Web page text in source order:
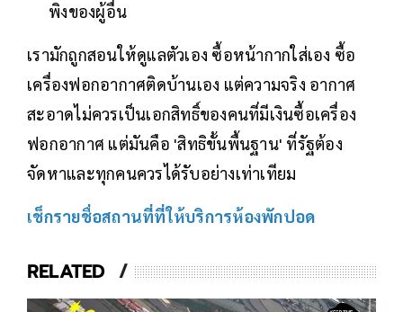
พิงของผู้อื่น
เรามักถูกสอนให้ดูแลตัวเอง ซื้อหน้ากากใส่เอง ซื้อ
เครื่องฟอกอากาศติดบ้านเอง แต่ความจริง อากาศ
สะอาดไม่ควรเป็นเอกสิทธิ์ของคนที่มีเงินซื้อเครื่อง
ฟอกอากาศ แต่มันคือ 'สิทธิขั้นพื้นฐาน' ที่รัฐต้อง
จัดหาและทุกคนควรได้รับอย่างเท่าเทียม
เช็กรายชื่อสถานที่ที่ให้บริการห้องพักปอด
RELATED